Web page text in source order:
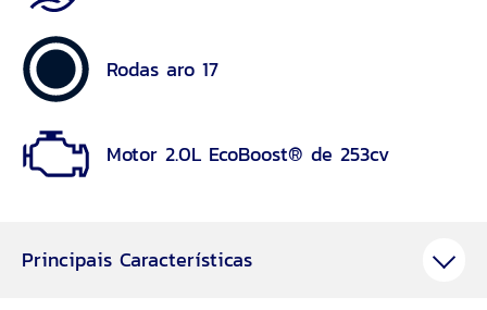
Rodas aro 17
Motor 2.0L EcoBoost® de 253cv
Principais Características